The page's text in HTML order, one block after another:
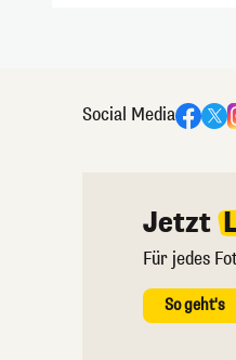
Social Media
Jetzt
Für jedes
So geht's